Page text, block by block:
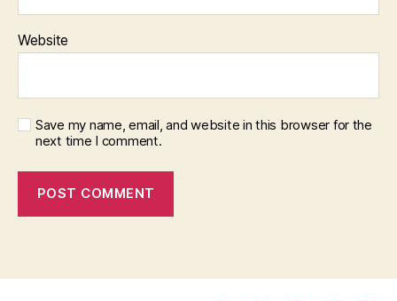
Website
Save my name, email, and website in this browser for the
next time I comment.